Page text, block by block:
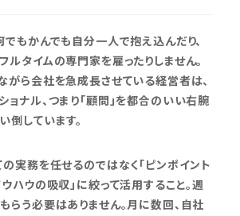
でもかんでも自分一人で抱え込んだり、
ルタイムの専門家を雇ったりしません。
がら会社を急成長させている経営者は、
ョナル、つまり「顧問」を都合のいい右腕
倒しています。
の実務を任せるのではなく「ピンポイント
ハウの吸収」に絞って活用すること。週
らう必要はありません。月に数回、自社